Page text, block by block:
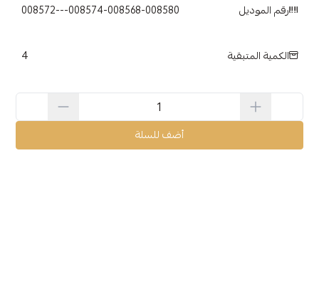
رقم الموديل
الكمية المتبقية 4
أضف للسلة